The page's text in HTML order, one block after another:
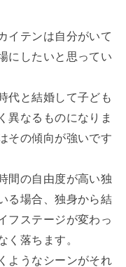
イテンは自分がいて
にしたいと思ってい
代と結婚して子ども
異なるものになりま
その傾向が強いです
間の自由度が高い独
る場合、独身から結
フステージが変わっ
く落ちます。
ようなシーンがそれ